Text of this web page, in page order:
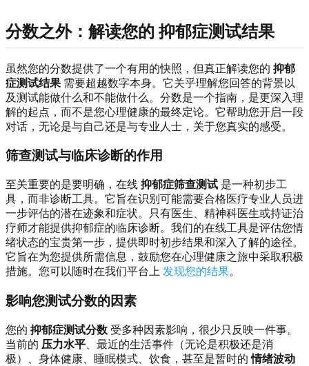
分数之外：解读您的 抑郁症测试结果
虽然您的分数提供了一个有用的快照，但真正解读您的 抑郁
症测试结果 需要超越数字本身。它关乎理解您回答的背景以
及测试能做什么和不能做什么。分数是一个指南，是更深入理
解的起点，而不是您心理健康的最终定论。它帮助您开启一段
对话，无论是与自己还是与专业人士，关于您真实的感受。
筛查测试与临床诊断的作用
至关重要的是要明确，在线 抑郁症筛查测试 是一种初步工
具，而非诊断工具。它旨在识别可能需要合格医疗专业人员进
一步评估的潜在迹象和症状。只有医生、精神科医生或持证治
疗师才能提供抑郁症的临床诊断。我们的在线工具是评估您情
绪状态的宝贵第一步，提供即时初步结果和深入了解的途径。
它旨在为您提供所需信息，鼓励您在心理健康之旅中采取积极
措施。您可以随时在我们平台上 发现您的结果。
影响您测试分数的因素
您的 抑郁症测试分数 受多种因素影响，很少只反映一件事。
当前的 压力水平 、最近的生活事件（无论是积极还是消
极）、身体健康、睡眠模式、饮食，甚至是暂时的情绪波动